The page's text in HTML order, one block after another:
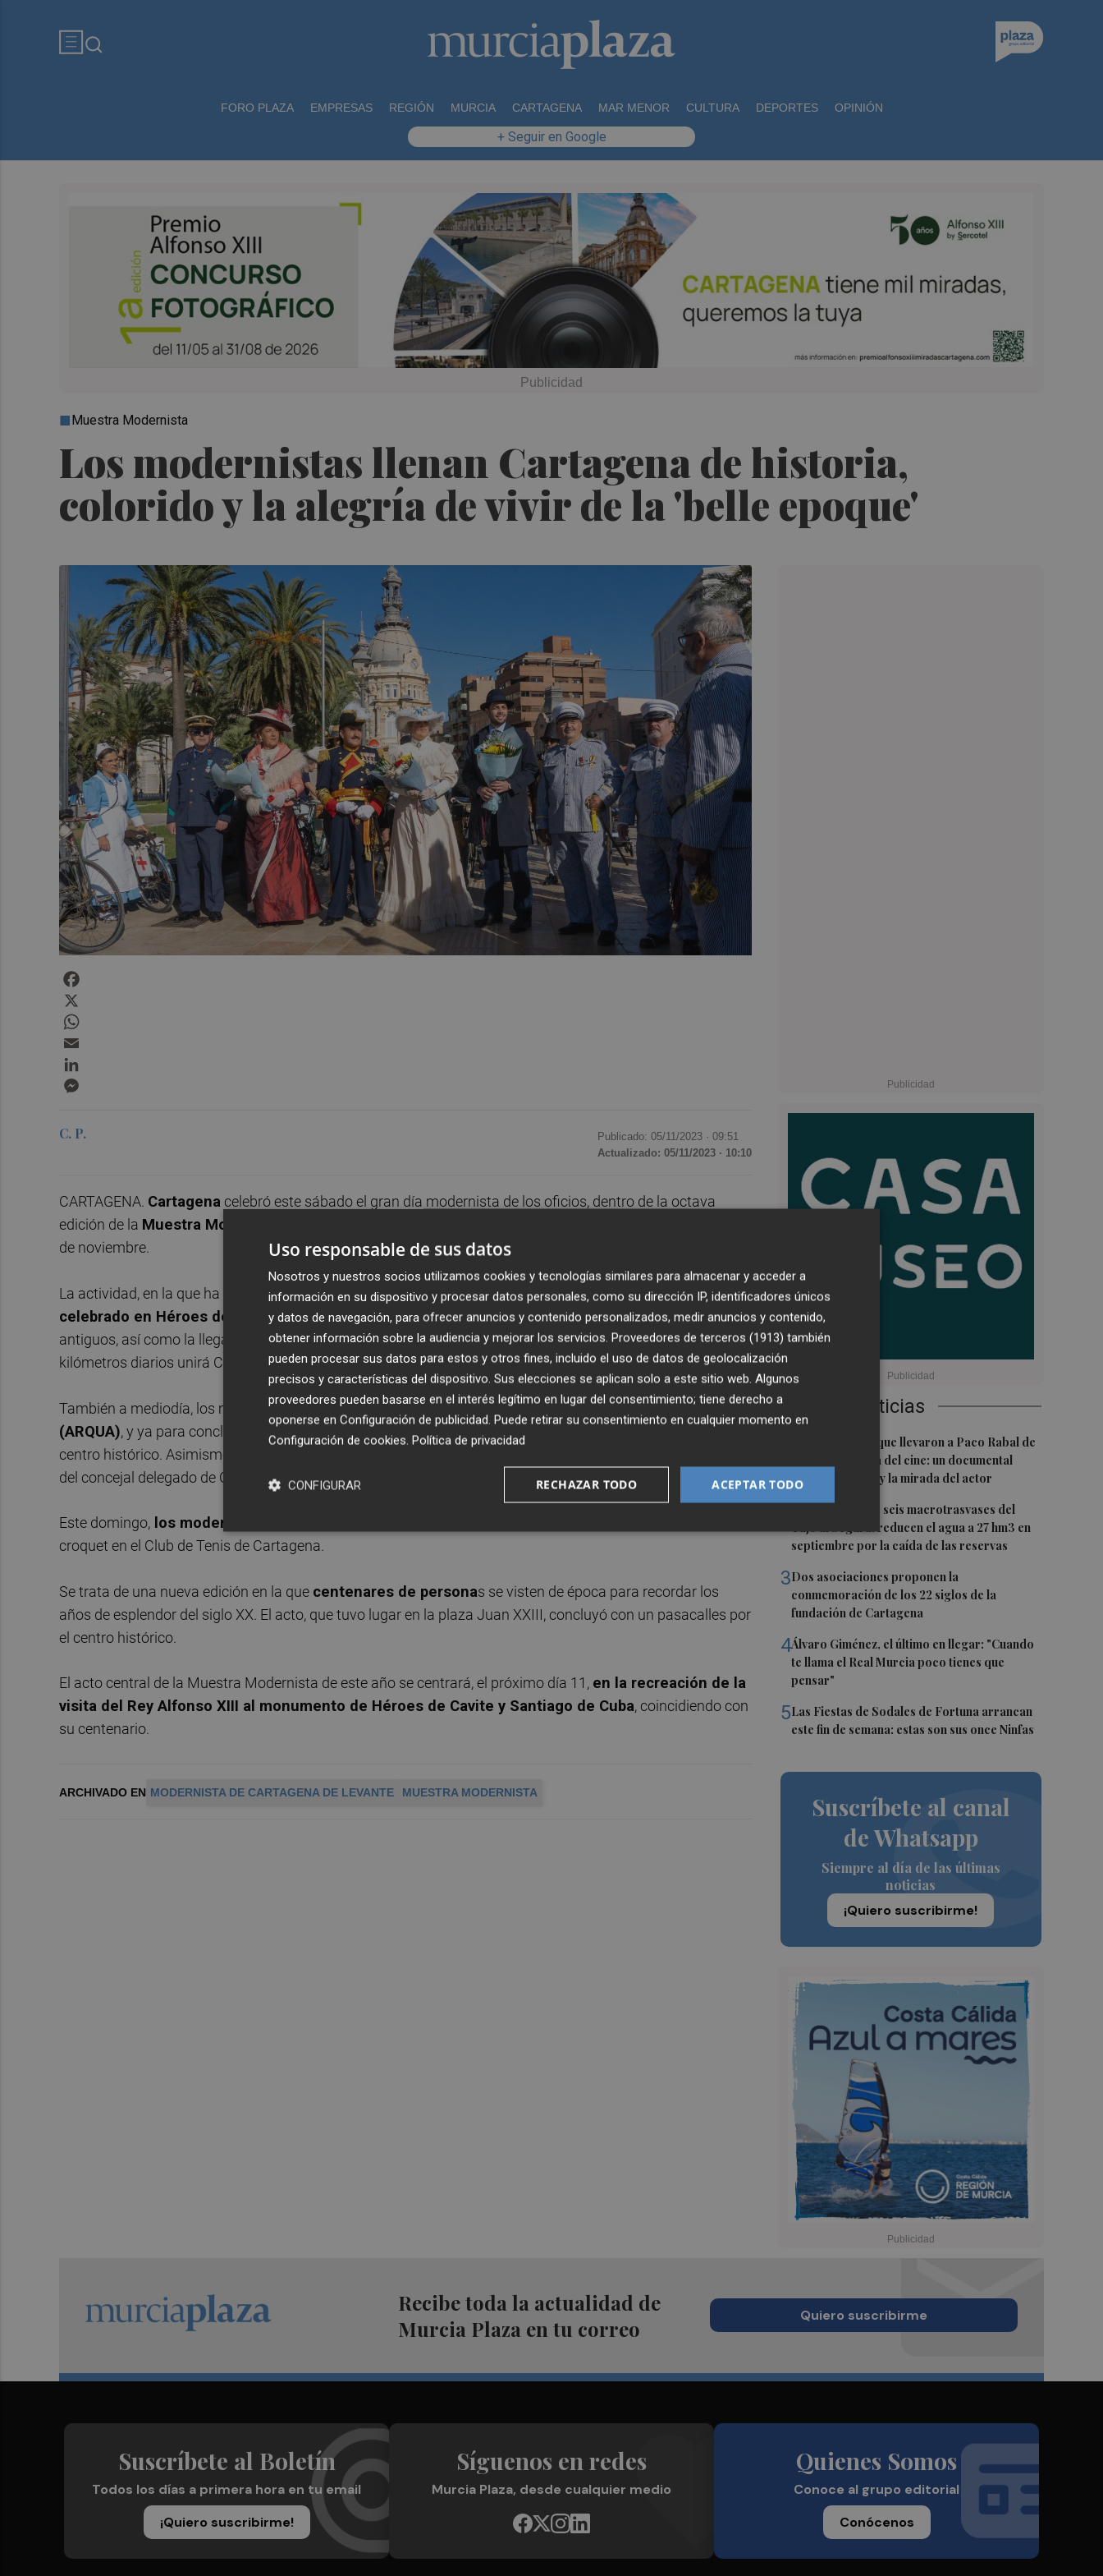
FORO PLAZA EMPRESAS REGIÓN MURCIA CARTAGENA MAR MENOR CULTURA DEPORTES OPINIÓN
+ Seguir en Google
Los modernistas llenan Cartagena de historia,
colorido y la alegría de vivir de la 'belle epoque'
Muestra Modernista
Últimas Noticias
Las '200 vidas' que llevaron a Paco Rabal de
Águilas a la cima del cine: un documental
recupera la voz y la mirada del actor
2 Fin a la racha de seis macrotrasvases del
Tajo al Segura: reducen el agua a 27 hm3 en
septiembre por la caída de las reservas
3Dos asociaciones proponen la
conmemoración de los 22 siglos de la
fundación de Cartagena
4Álvaro Giménez, el último en llegar: "Cuando
te llama el Real Murcia poco tienes que
pensar"
5Las Fiestas de Sodales de Fortuna arrancan
este fin de semana: estas son sus once Ninfas
Suscríbete al canal
de Whatsapp
Siempre al día de las últimas
noticias
¡Quiero suscribirme!
C. P. Publicado: 05/11/2023 · 09:51
Actualizado: 05/11/2023 · 10:10
CARTAGENA. Cartagena celebró este sábado el gran día modernista de los oficios, dentro de la octava
edición de la Muestra Modernista
de noviembre.
La actividad, en la que ha tomado parte la alcaldesa, Noelia Arroyo, vestida de la época, se ha
celebrado en Héroes de Cavite, con un gran almuerzo, además de un encuentro de bicicletas y coches
antiguos, así como la llegada de la Numantia, una carrera clásica de bicicletas que en cinco etapas de 100
kilómetros diarios unirá Cartagena con Soria.
También a mediodía, los modernistas han visitado elMuseo Nacional de Arqueología Subacuática
(ARQUA), y ya para concluir, han celebrado un concierto de la SAM Santa Cecilia
por el
centro histórico. Asimismo, el pasado viernes se celebró la
del concejal delegado de Cultura,Nacho Jáudenes.
Este domingo, los modernistas celebrarán también un pasacalle
croquet en el Club de Tenis de Cartagena.
Se trata de una nueva edición en la que centenares de personas se visten de época para recordar los
años de esplendor del siglo XX. El acto, que tuvo lugar en la plaza Juan XXIII, concluyó con un pasacalles por
el centro histórico.
El acto central de la Muestra Modernista de este año se centrará, el próximo día 11, en la recreación de la
visita del Rey Alfonso XIII al monumento de Héroes de Cavite y Santiago de Cuba, coincidiendo con
su centenario.
ARCHIVADO EN MODERNISTA DE CARTAGENA DE LEVANTE MUESTRA MODERNISTA
Recibe toda la actualidad de
Murcia Plaza en tu correo
Quiero suscribirme
Suscríbete al Boletín
Todos los días a primera hora en tu email
¡Quiero suscribirme!
Síguenos en redes
Murcia Plaza, desde cualquier medio
Quienes Somos
Conoce al grupo editorial
Conócenos
Uso responsable de sus datos
Nosotros y nuestros socios utilizamos cookies y tecnologías similares para almacenar y acceder a
información en su dispositivo y procesar datos personales, como su dirección IP, identificadores únicos
y datos de navegación, para ofrecer anuncios y contenido personalizados, medir anuncios y contenido,
obtener información sobre la audiencia y mejorar los servicios. Proveedores de terceros (1913) también
pueden procesar sus datos para estos y otros fines, incluido el uso de datos de geolocalización
precisos y características del dispositivo. Sus elecciones se aplican solo a este sitio web. Algunos
proveedores pueden basarse en el interés legítimo en lugar del consentimiento; tiene derecho a
oponerse en Configuración de publicidad. Puede retirar su consentimiento en cualquier momento en
Configuración de cookies. Política de privacidad
ACEPTAR TODO
RECHAZAR TODO
CONFIGURAR